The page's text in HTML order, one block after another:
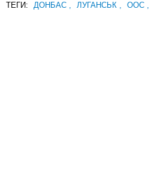
ТЕГИ: ДОНБАС , ЛУГАНСЬК , ООС ,